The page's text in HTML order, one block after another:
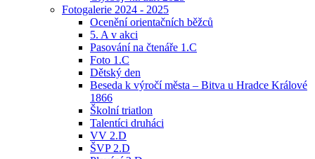
Fotogalerie 2024 - 2025
Ocenění orientačních běžců
5. A v akci
Pasování na čtenáře 1.C
Foto 1.C
Dětský den
Beseda k výročí města – Bitva u Hradce Králové
1866
Školní triatlon
Talentíci druháci
VV 2.D
ŠVP 2.D